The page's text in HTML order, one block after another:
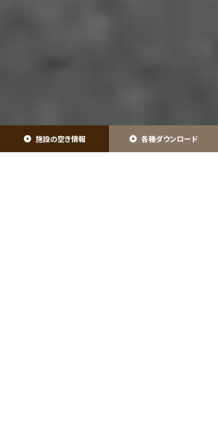
施設の空き情報 各種ダウンロード